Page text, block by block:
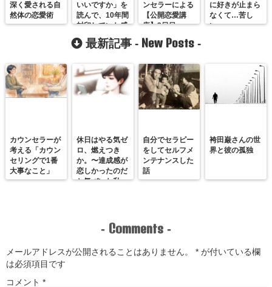
深く愛される自
然体の恋愛術
いいですか」を
読んで、10年間
封印していた感
情があふれた瞬
間。
ンセラーによる
【公開恋愛講
座】3日目
に好きが止まら
なくて…苦し
い。
最新記事 - New Posts -
カウンセラーが
考える「カウン
セリングで1番
大事なこと」
休日はやる気ゼ
ロ、燃えつき
か。〜達成感が
恋しかったのだ
と気づいた私
自分でセラピー
をしてセルフメ
ンテナンスした
話
袴田巌さんの世
界と彼の孤独
- Comments -
メールアドレスが公開されることはありません。 * が付いている欄
は必須項目です
コメント *